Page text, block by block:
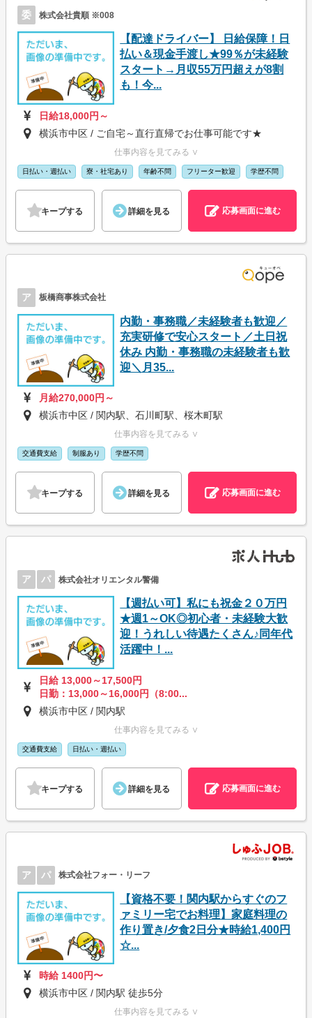
委 株式会社貴順 ※008
【配達ドライバー】 日給保障！日
払い＆現金手渡し★99％が未経験
スタート→月収55万円超えが8割
も！今...
日給18,000円～
横浜市中区 / ご自宅～直行直帰でお仕事可能です★
仕事内容を見てみる ∨
日払い・週払い 寮・社宅あり 年齢不問 フリーター歓迎 学歴不問
キープする 詳細を見る 応募画面に進む
ア 板橋商事株式会社
内勤・事務職／未経験者も歓迎／
充実研修で安心スタート／土日祝
休み 内勤・事務職の未経験者も歓
迎＼月35...
月給270,000円～
横浜市中区 / 関内駅、石川町駅、桜木町駅
仕事内容を見てみる ∨
交通費支給 制服あり 学歴不問
キープする 詳細を見る 応募画面に進む
ア パ 株式会社オリエンタル警備
【週払い可】私にも祝金２０万円
★週1～OK◎初心者・未経験大歓
迎！うれしい待遇たくさん♪同年代
活躍中！...
日給 13,000～17,500円
日勤：13,000～16,000円（8:00...
横浜市中区 / 関内駅
仕事内容を見てみる ∨
交通費支給 日払い・週払い
キープする 詳細を見る 応募画面に進む
ア パ 株式会社フォー・リーフ
【資格不要！関内駅からすぐのフ
ァミリー宅でお料理】家庭料理の
作り置き/夕食2日分★時給1,400円
☆...
時給 1400円〜
横浜市中区 / 関内駅 徒歩5分
仕事内容を見てみる ∨